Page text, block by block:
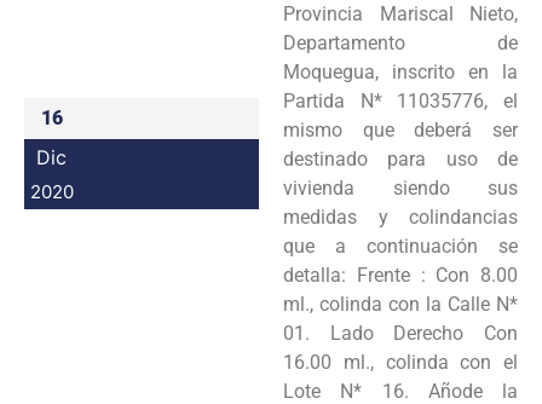
16
Dic
2020
Provincia Mariscal Nieto,
Departamento de
Moquegua, inscrito en la
Partida N* 11035776, el
mismo que deberá ser
destinado para uso de
vivienda siendo sus
medidas y colindancias
que a continuación se
detalla: Frente : Con 8.00
ml., colinda con la Calle N*
01. Lado Derecho Con
16.00 ml., colinda con el
Lote N* 16. Añode la